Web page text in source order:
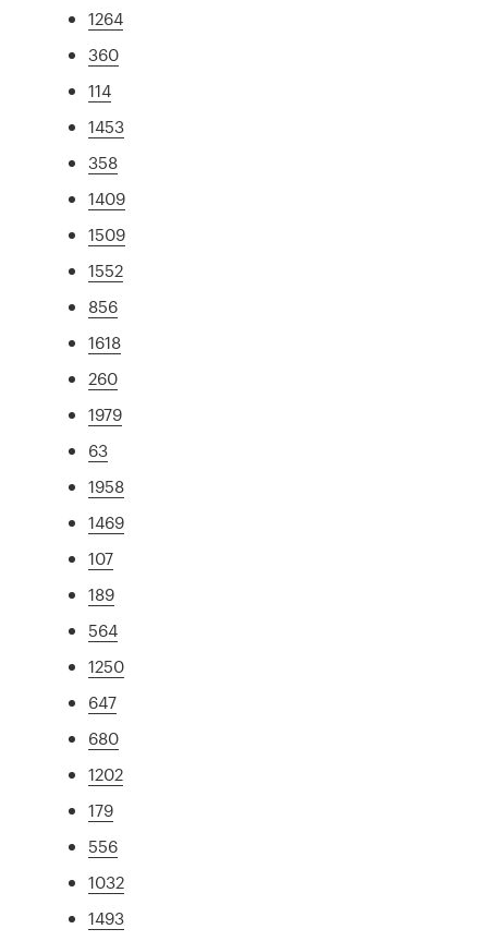
1264
360
114
1453
358
1409
1509
1552
856
1618
260
1979
63
1958
1469
107
189
564
1250
647
680
1202
179
556
1032
1493